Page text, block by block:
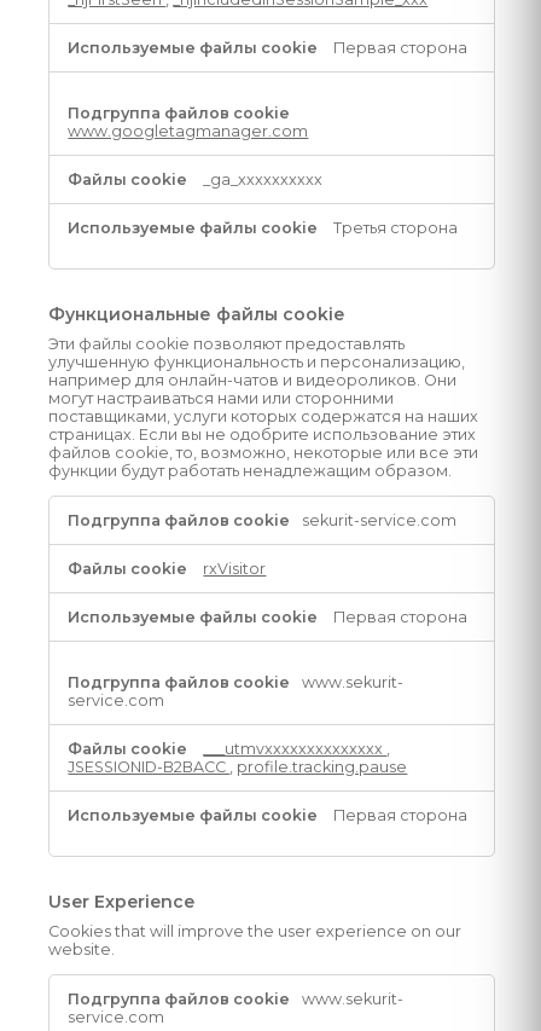
Первая сторона
www.googletagmanager.com
_ga_xxxxxxxxxx
Третья сторона
Функциональные файлы cookie
Эти файлы cookie позволяют предоставлять
улучшенную функциональность и персонализацию,
например для онлайн-чатов и видеороликов. Они
могут настраиваться нами или сторонними
поставщиками, услуги которых содержатся на наших
страницах. Если вы не одобрите использование этих
файлов cookie, то, возможно, некоторые или все эти
функции будут работать ненадлежащим образом.
Функциональные
файлы
cookie
sekurit-service.com
rxVisitor
Первая сторона
www.sekurit-
service.com
___utmvxxxxxxxxxxxxxx
JSESSIONID-B2BACC
profile.tracking.pause
Первая сторона
User Experience
Cookies that will improve the user experience on our
website.
User
Experience
www.sekurit-
service.com